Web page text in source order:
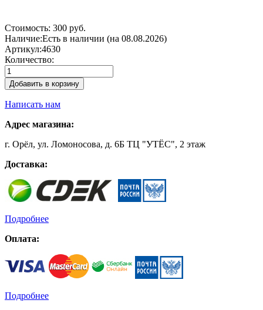
Стоимость: 300 руб.
Наличие:Есть в наличии (на 08.08.2026)
Артикул:4630
Количество:
Добавить в корзину
Написать нам
Адрес магазина:
г. Орёл, ул. Ломоносова, д. 6Б ТЦ "УТЁС", 2 этаж
Доставка:
Подробнее
Оплата:
Подробнее